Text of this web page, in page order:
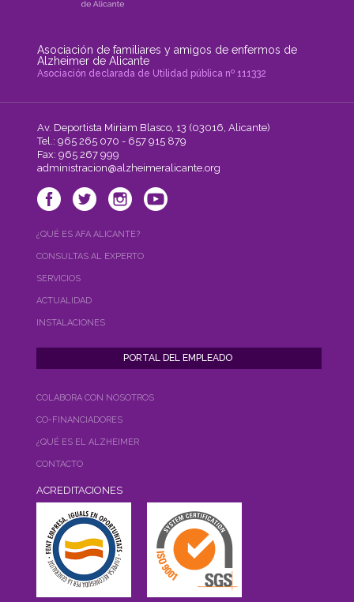
Asociación de familiares y amigos de enfermos de
Alzheimer de Alicante
Asociación declarada de Utilidad pública nº 111332
Av. Deportista Miriam Blasco, 13 (03016, Alicante)
Tel.: 965 265 070 - 657 915 879
Fax: 965 267 999
administracion@alzheimeralicante.org
¿QUÉ ES AFA ALICANTE?
CONSULTAS AL EXPERTO
SERVICIOS
ACTUALIDAD
INSTALACIONES
COLABORA CON NOSOTROS
CO-FINANCIADORES
¿QUÉ ES EL ALZHEIMER
CONTACTO
ACREDITACIONES